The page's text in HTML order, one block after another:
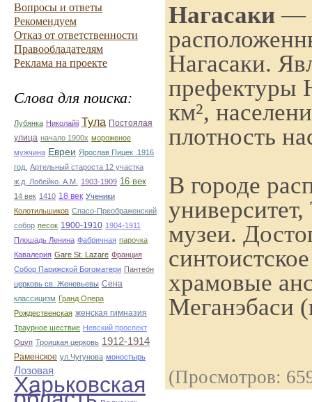
Вопросы и ответы
Рекомендуем
Отказ от ответственности
Правообладателям
Реклама на проекте
Слова для поиска:
Лубянка Николайii Тула Постоялая
улица начало 1900х мороженое
мужчина Евреи Ярослав Пицек .1916
год. Артельный староста 12 участка
ж.д. Лобейко. А.М.
1903-1909 16 век
14 век 1410 18 век Ученики
Колотильшиков Спасо-Преображенский
собор песок 1900-1910 1904-1911
Плошадь Ленина Фабричная парочка
Кавалерия Gare St. Lazare Франция
Собор Парижской Богоматери Пантео́н
церковь св. Женевьевы Сена
классицизм Гранд Опера
Рождественская женская гимназия
Траурное шествие Невский проспект
Оцуп Троицкая церковь 1912-1914
Раменское ул.Чугунова моностырь
Лозовая
Харьковская
Нагасаки —
Нагасаки.
префектуры
км²,
плотность
В городе
музеи.
храмовые
Меганэбаси
(Просмотров: